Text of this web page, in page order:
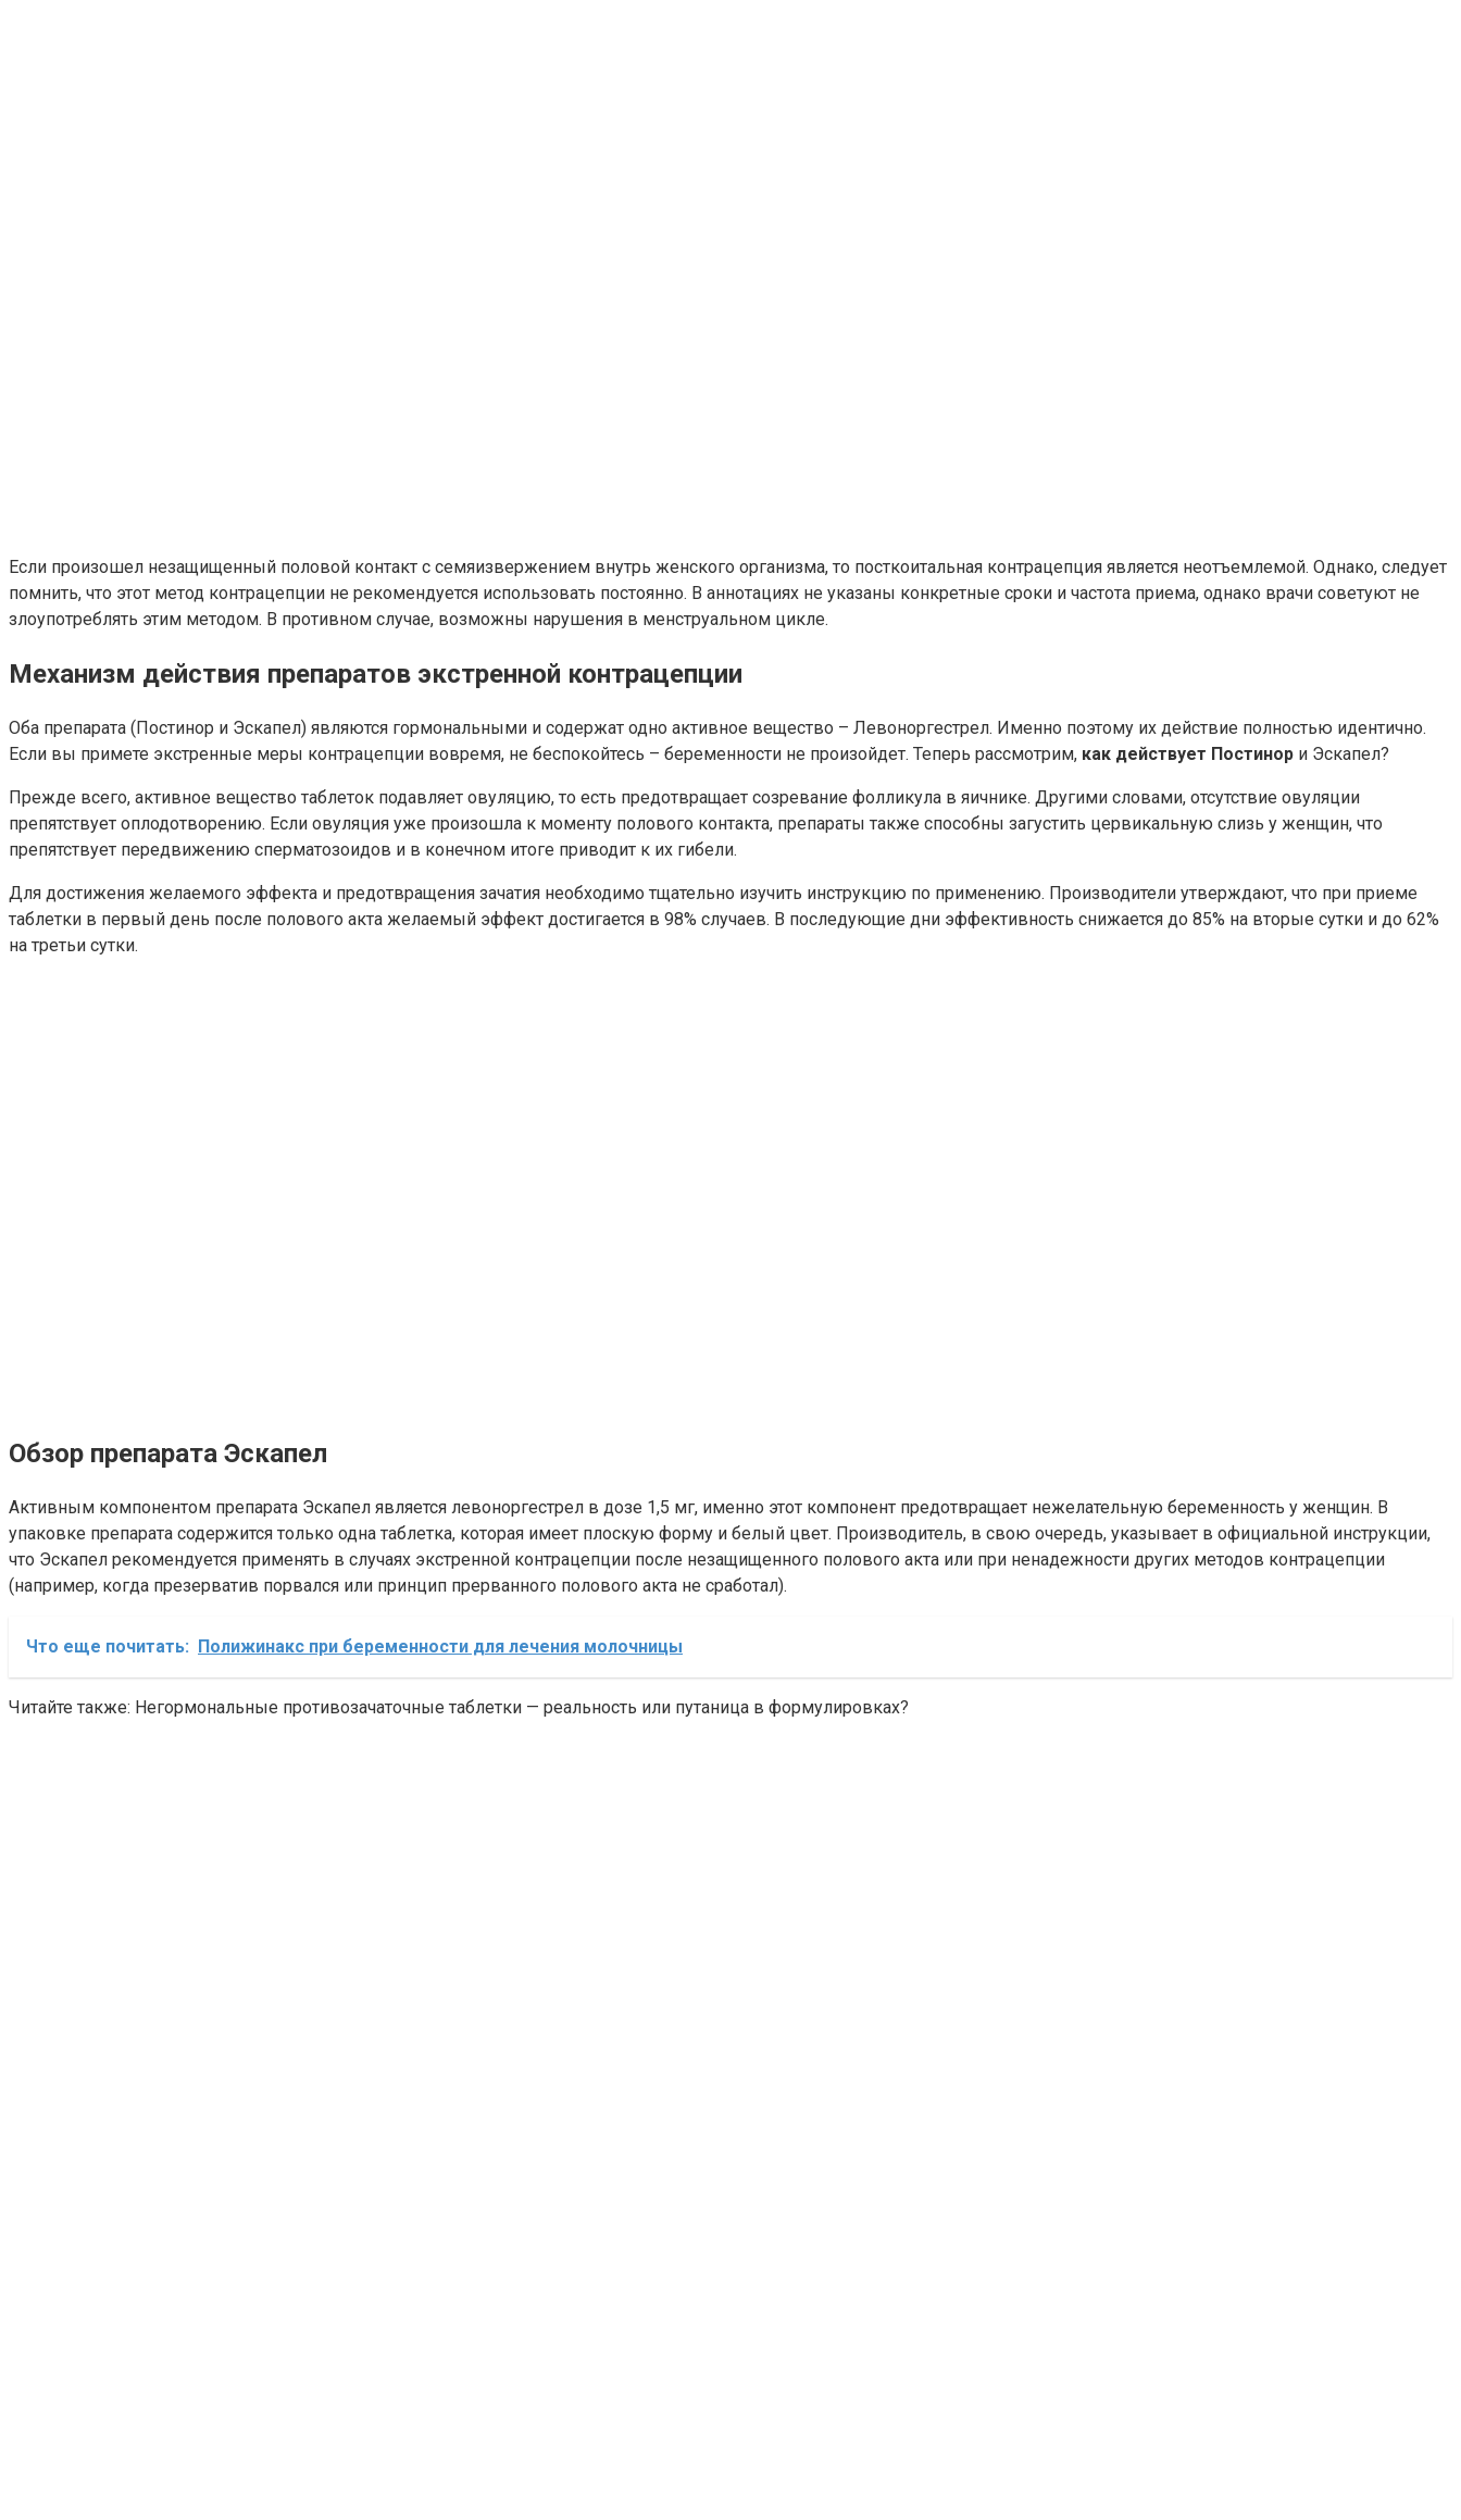
Если произошел незащищенный половой контакт с семяизвержением внутрь женского организма, то посткоитальная контрацепция является неотъемлемой. Однако, следует
помнить, что этот метод контрацепции не рекомендуется использовать постоянно. В аннотациях не указаны конкретные сроки и частота приема, однако врачи советуют не
злоупотреблять этим методом. В противном случае, возможны нарушения в менструальном цикле.
Механизм действия препаратов экстренной контрацепции
Оба препарата (Постинор и Эскапел) являются гормональными и содержат одно активное вещество – Левоноргестрел. Именно поэтому их действие полностью идентично.
Если вы примете экстренные меры контрацепции вовремя, не беспокойтесь – беременности не произойдет. Теперь рассмотрим, как действует Постинор и Эскапел?
Прежде всего, активное вещество таблеток подавляет овуляцию, то есть предотвращает созревание фолликула в яичнике. Другими словами, отсутствие овуляции
препятствует оплодотворению. Если овуляция уже произошла к моменту полового контакта, препараты также способны загустить цервикальную слизь у женщин, что
препятствует передвижению сперматозоидов и в конечном итоге приводит к их гибели.
Для достижения желаемого эффекта и предотвращения зачатия необходимо тщательно изучить инструкцию по применению. Производители утверждают, что при приеме
таблетки в первый день после полового акта желаемый эффект достигается в 98% случаев. В последующие дни эффективность снижается до 85% на вторые сутки и до 62%
на третьи сутки.
Обзор препарата Эскапел
Активным компонентом препарата Эскапел является левоноргестрел в дозе 1,5 мг, именно этот компонент предотвращает нежелательную беременность у женщин. В
упаковке препарата содержится только одна таблетка, которая имеет плоскую форму и белый цвет. Производитель, в свою очередь, указывает в официальной инструкции,
что Эскапел рекомендуется применять в случаях экстренной контрацепции после незащищенного полового акта или при ненадежности других методов контрацепции
(например, когда презерватив порвался или принцип прерванного полового акта не сработал).
Что еще почитать: Полижинакс при беременности для лечения молочницы
Читайте также: Негормональные противозачаточные таблетки — реальность или путаница в формулировках?